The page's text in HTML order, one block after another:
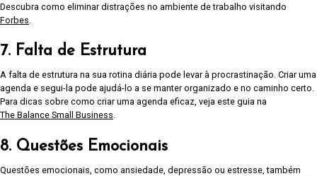
Descubra como eliminar distrações no ambiente de trabalho visitando
Forbes.
7. Falta de Estrutura
A falta de estrutura na sua rotina diária pode levar à procrastinação. Criar uma
agenda e segui-la pode ajudá-lo a se manter organizado e no caminho certo.
Para dicas sobre como criar uma agenda eficaz, veja este guia na
The Balance Small Business.
8. Questões Emocionais
Questões emocionais, como ansiedade, depressão ou estresse, também